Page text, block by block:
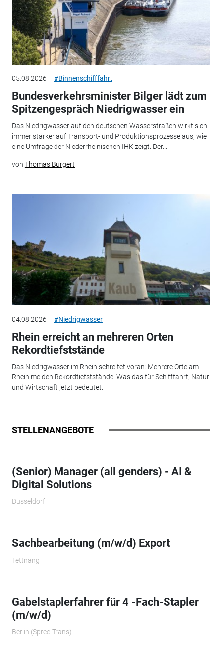
05.08.2026 #Binnenschifffahrt
Bundesverkehrsminister Bilger lädt zum
Spitzengespräch Niedrigwasser ein
Das Niedrigwasser auf den deutschen Wasserstraßen wirkt sich
immer stärker auf Transport- und Produktionsprozesse aus, wie
eine Umfrage der Niederrheinischen IHK zeigt. Der...
von Thomas Burgert
04.08.2026 #Niedrigwasser
Rhein erreicht an mehreren Orten
Rekordtiefststände
Das Niedrigwasser im Rhein schreitet voran: Mehrere Orte am
Rhein melden Rekordtiefststände. Was das für Schifffahrt, Natur
und Wirtschaft jetzt bedeutet.
STELLENANGEBOTE
(Senior) Manager (all genders) - AI &
Digital Solutions
Düsseldorf
Sachbearbeitung (m/w/d) Export
Tettnang
Gabelstaplerfahrer für 4 -Fach-Stapler
(m/w/d)
Berlin (Spree-Trans)